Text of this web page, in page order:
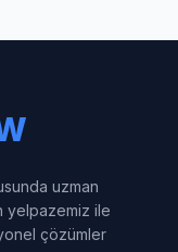
uzman
yelpazemiz ile
çözümler